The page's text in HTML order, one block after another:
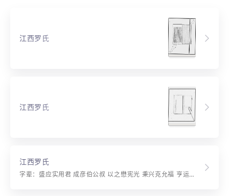
江西罗氏
江西罗氏
江西罗氏
字辈：盛应实用君 成彦伯公叔 以之懋宪光 秉兴克允福 亨运会时来 贤嗣序昭穆 富有本日新 德业世常录 忠孝全鸿烈 芳名震豫章 歴科荣甲第 奕代萃冠裳 理学传家远 英才国瑞长 箕裘同绍述 庆衍发麟祥